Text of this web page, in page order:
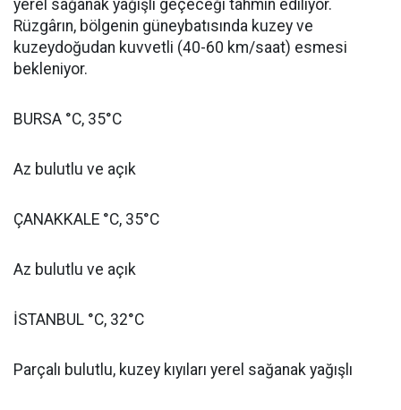
yerel sağanak yağışlı geçeceği tahmin ediliyor.
Rüzgârın, bölgenin güneybatısında kuzey ve
kuzeydoğudan kuvvetli (40-60 km/saat) esmesi
bekleniyor.
BURSA °C, 35°C
Az bulutlu ve açık
ÇANAKKALE °C, 35°C
Az bulutlu ve açık
İSTANBUL °C, 32°C
Parçalı bulutlu, kuzey kıyıları yerel sağanak yağışlı